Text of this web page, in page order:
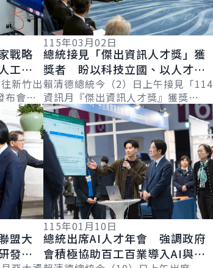
戰略
工智
強化
新竹出
布會」
，政府
的「AI
115年03月02日
總統接見「傑出資訊人才獎」獲
獎者 盼以科技立國、以人才強
國 讓世界看見臺灣科技實力與
價值
賴清德總統今（2）日上午接見「114
資訊月『傑出資訊人才獎』獲獎
者」，肯定得獎人的努力和付出，讓
臺灣在全球數位轉型浪潮中不斷累積
實力，穩健前...
盟大
發與
詳細內容
115年01月10日
總統出席AI人才年會 強調政府
會積極協助百工百業導入AI與培